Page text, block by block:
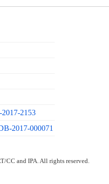
2153
2017-000071
CC and IPA. All rights reserved.